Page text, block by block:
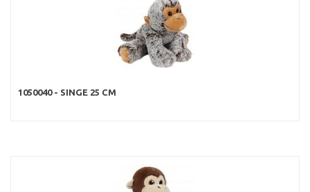
1050040 - SINGE 25 CM